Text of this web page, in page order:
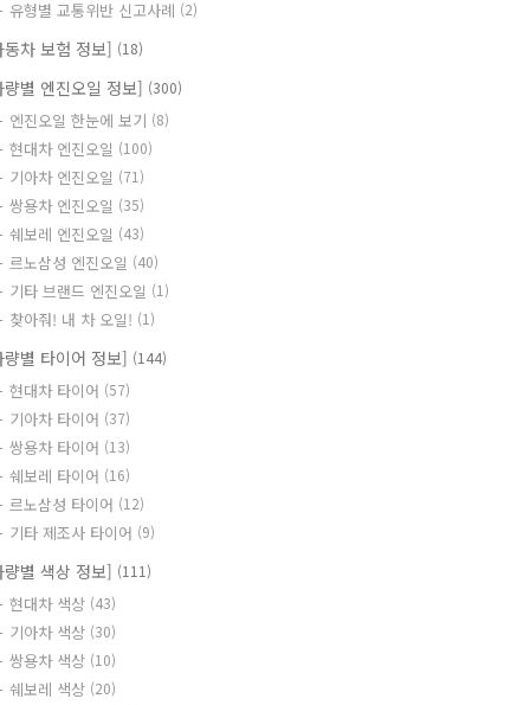
유형별 교통위반 신고사례 (2)
차 보험 정보] (18)
별 엔진오일 정보] (300)
엔진오일 한눈에 보기 (8)
현대차 엔진오일 (100)
기아차 엔진오일 (71)
쌍용차 엔진오일 (35)
쉐보레 엔진오일 (43)
르노삼성 엔진오일 (40)
기타 브랜드 엔진오일 (1)
찾아줘! 내 차 오일! (1)
별 타이어 정보] (144)
현대차 타이어 (57)
기아차 타이어 (37)
쌍용차 타이어 (13)
쉐보레 타이어 (16)
르노삼성 타이어 (12)
기타 제조사 타이어 (9)
별 색상 정보] (111)
현대차 색상 (43)
기아차 색상 (30)
쌍용차 색상 (10)
쉐보레 색상 (20)